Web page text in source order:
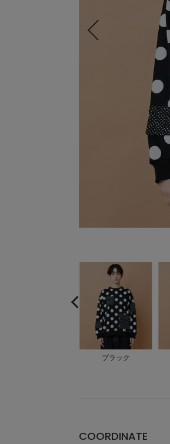
ADIEU TRISTESSE
congés payés
大きいサイズ
ブラック
COORDINATE